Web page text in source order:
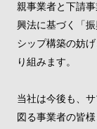
親事業者と下請
興法に基づく「
シップ構築の妨
り組みます。
当社は今後も、
図る事業者の皆